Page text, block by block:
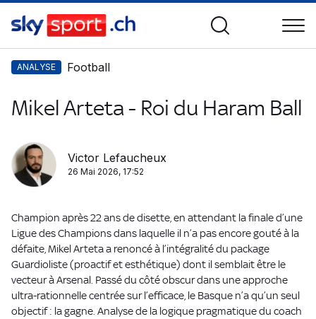
ANALYSE Football
Mikel Arteta - Roi du Haram Ball
Victor Lefaucheux
26 Mai 2026, 17:52
Champion après 22 ans de disette, en attendant la finale d’une
Ligue des Champions dans laquelle il n’a pas encore gouté à la
défaite, Mikel Arteta a renoncé à l’intégralité du package
Guardioliste (proactif et esthétique) dont il semblait être le
vecteur à Arsenal. Passé du côté obscur dans une approche
ultra-rationnelle centrée sur l’efficace, le Basque n’a qu’un seul
objectif : la gagne. Analyse de la logique pragmatique du coach